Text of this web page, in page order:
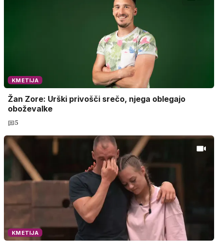
KMETIJA
Žan Zore: Urški privošči srečo, njega oblegajo
oboževalke
5
KMETIJA